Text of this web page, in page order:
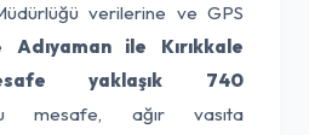
verilerine ve GPS
Adıyaman ile Kırıkkale
yaklaşık 740
ağır vasıta